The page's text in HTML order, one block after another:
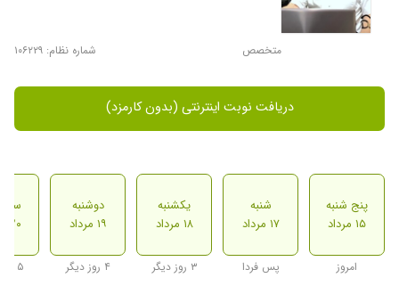
متخصص شماره نظام: ۱۰۶۲۲۹
دریافت نوبت اینترنتی (بدون کارمزد)
پنج شنبه
۱۵ مرداد
امروز
شنبه
۱۷ مرداد
پس فردا
یکشنبه
۱۸ مرداد
۳ روز دیگر
دوشنبه
۱۹ مرداد
۴ روز دیگر
سه
۲۰ مرداد
۵ روز دیگر